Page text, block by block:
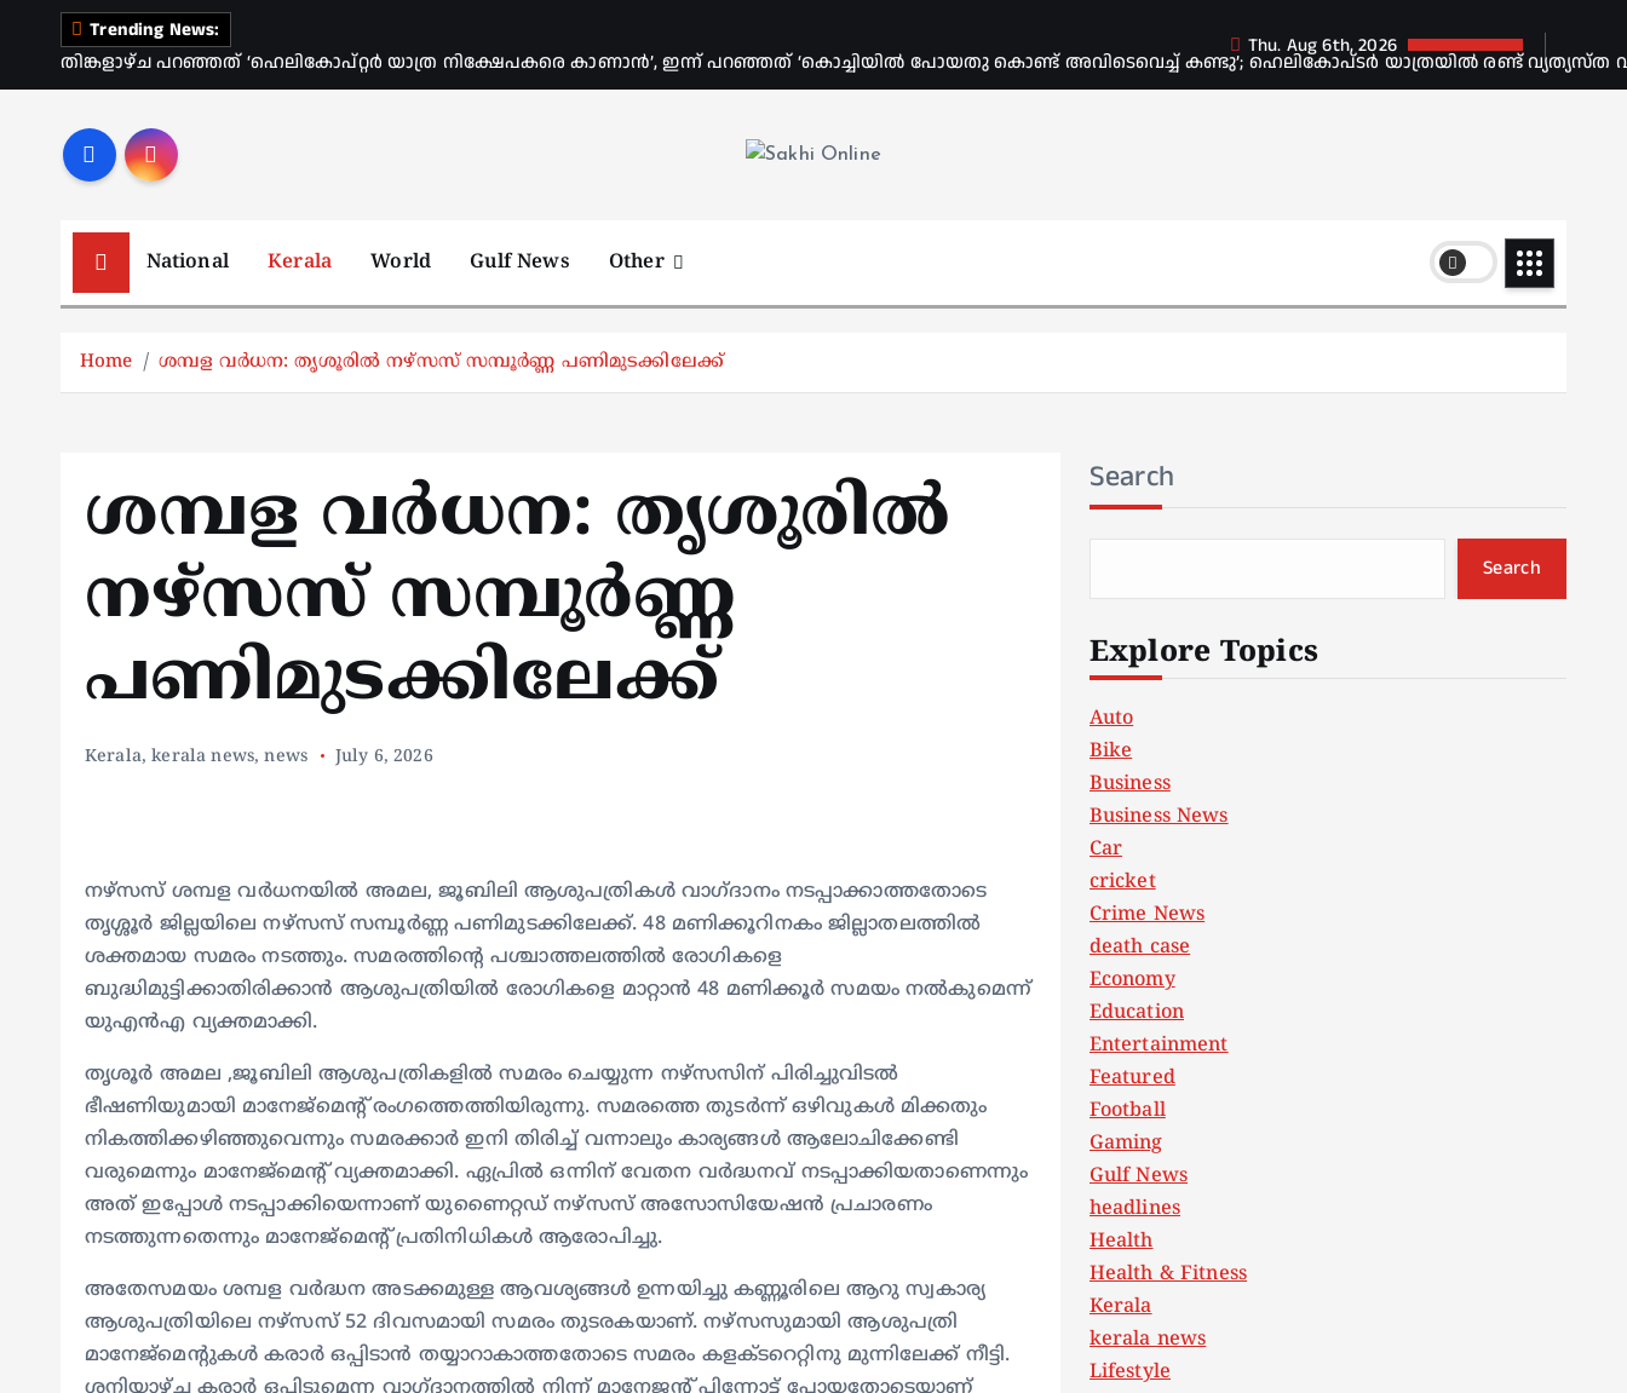
Trending News:
തിങ്കളാഴ്ച പറഞ്ഞത് ‘ഹെലികോപ്റ്റർ യാത്ര നിക്ഷേപകരെ കാണാൻ’, ഇന്ന് പറഞ്ഞത് ‘കൊച്ചിയിൽ പോയതു കൊണ്ട് അവിടെവെച്ച് കണ്ടു’; ഹെലികോപ്ടർ യാത്രയിൽ രണ്ട് വ്യത്യസ്ത
Thu. Aug 6th, 2026
National Kerala World Gulf News Other
Home ശമ്പള വർധന: തൃശൂരിൽ നഴ്സസ് സമ്പൂർണ്ണ പണിമുടക്കിലേക്ക്
ശമ്പള വർധന: തൃശൂരിൽ
നഴ്സസ് സമ്പൂർണ്ണ
പണിമുടക്കിലേക്ക്
Kerala,kerala news,news July 6, 2026
നഴ്സസ് ശമ്പള വർധനയിൽ അമല, ജൂബിലി ആശുപത്രികൾ വാഗ്ദാനം നടപ്പാക്കാത്തതോടെ
തൃശ്ശൂർ ജില്ലയിലെ നഴ്സസ് സമ്പൂർണ്ണ പണിമുടക്കിലേക്ക്. 48 മണിക്കൂറിനകം ജില്ലാതലത്തിൽ
ശക്തമായ സമരം നടത്തും. സമരത്തിന്റെ പശ്ചാത്തലത്തിൽ രോഗികളെ
ബുദ്ധിമുട്ടിക്കാതിരിക്കാൻ ആശുപത്രിയിൽ രോഗികളെ മാറ്റാൻ 48 മണിക്കൂർ സമയം നൽകുമെന്ന്
യുഎൻഎ വ്യക്തമാക്കി.
തൃശൂർ അമല ,ജൂബിലി ആശുപത്രികളിൽ സമരം ചെയ്യുന്ന നഴ്സസിന് പിരിച്ചുവിടൽ
ഭീഷണിയുമായി മാനേജ്മെന്റ് രം​ഗത്തെത്തിയിരുന്നു. സമരത്തെ തുടർന്ന് ഒഴിവുകൾ മിക്കതും
നികത്തിക്കഴിഞ്ഞുവെന്നും സമരക്കാർ ഇനി തിരിച്ച് വന്നാലും കാര്യങ്ങൾ ആലോചിക്കേണ്ടി
വരുമെന്നും മാനേജ്മെന്റ് വ്യക്തമാക്കി. ഏപ്രിൽ ഒന്നിന് വേതന വർദ്ധനവ് നടപ്പാക്കിയതാണെന്നും
അത് ഇപ്പോൾ നടപ്പാക്കിയെന്നാണ് യുണൈറ്റഡ് നഴ്സസ് അസോസിയേഷൻ പ്രചാരണം
നടത്തുന്നതെന്നും മാനേജ്മെന്റ് പ്രതിനിധികൾ ആരോപിച്ചു.
അതേസമയം ശമ്പള വർദ്ധന അടക്കമുള്ള ആവശ്യങ്ങൾ ഉന്നയിച്ചു കണ്ണൂരിലെ ആറു സ്വകാര്യ
ആശുപത്രിയിലെ നഴ്സസ് 52 ദിവസമായി സമരം തുടരകയാണ്. നഴ്സസുമായി ആശുപത്രി
മാനേജ്മെന്റുകൾ കരാർ ഒപ്പിടാൻ തയ്യാറാകാത്തതോടെ സമരം കളക്ടറെറ്റിനു മുന്നിലേക്ക് നീട്ടി.
ശനിയാഴ്ച കരാർ ഒപ്പിടുമെന്ന വാഗ്ദാനത്തിൽ നിന്ന് മാനേജന്റ് പിന്നോട്ട് പോയതോടെയാണ്
Search
Search
Explore Topics
Auto
Bike
Business
Business News
Car
cricket
Crime News
death case
Economy
Education
Entertainment
Featured
Football
Gaming
Gulf News
headlines
Health
Health & Fitness
Kerala
kerala news
Lifestyle